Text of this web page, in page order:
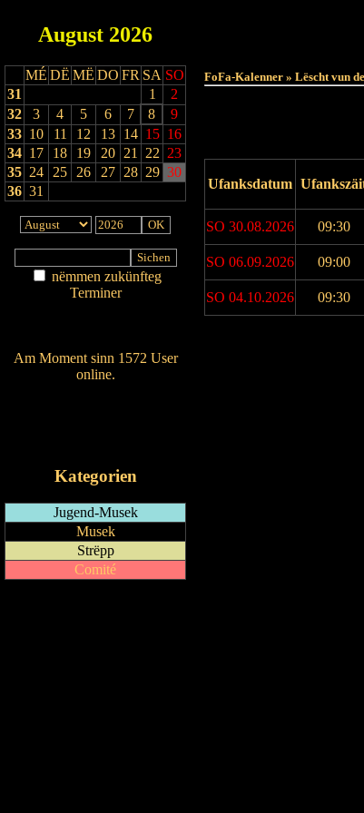
August 2026
MÉ DË MË DO FR SA SO
31
1
2
32
3 4 5 6 7 8
9
33 10 11 12 13 14 15 16
34 17 18 19 20 21 22 23
35 24 25 26 27 28 29 30
36 31
nëmmen zukünfteg
Terminer
Am Moment sinn 1572 User
online.
Kategorien
Jugend-Musek
Musek
Strëpp
Comité
FoFa-Kalenner » Lëscht vun
Ufanksdatum
SO 30.08.2026 09:30
SO 06.09.2026 09:00
SO 04.10.2026 09:30